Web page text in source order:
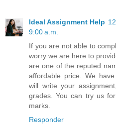
Ideal Assignment Help
9:00 a.m.
If you are not able to
worry we are here to
are one of the reputed
affordable price. We
will write your
grades. You can try us for
marks.
Responder